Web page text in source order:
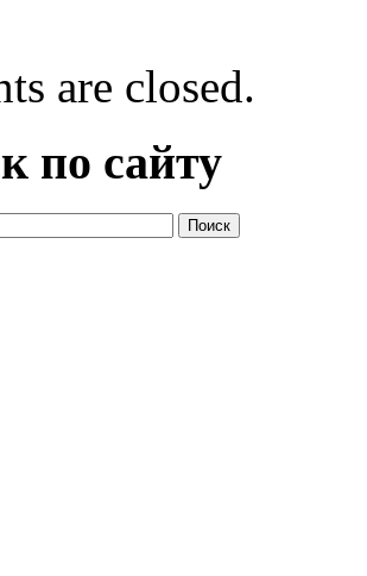
are closed.
по сайту